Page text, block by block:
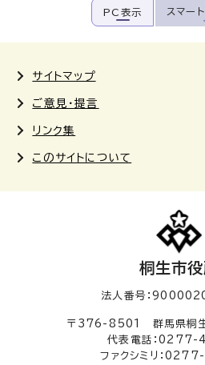
PC表示 スマー
サイトマップ
ご意見・提言
リンク集
このサイトについて
桐生市
法人番号：
〒376-8501 群馬県桐生
代表電話：0277-
ファクシミリ：